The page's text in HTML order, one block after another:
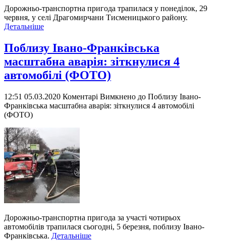
Дорожньо-транспортна пригода трапилася у понеділок, 29
червня, у селі Драгомирчани Тисменицького району.
Детальніше
Поблизу Івано-Франківська
масштабна аварія: зіткнулися 4
автомобілі (ФОТО)
12:51 05.03.2020 Коментарі Вимкнено до Поблизу Івано-
Франківська масштабна аварія: зіткнулися 4 автомобілі
(ФОТО)
Дорожньо-транспортна пригода за участі чотирьох
автомобілів трапилася сьогодні, 5 березня, поблизу Івано-
Франківська. Детальніше